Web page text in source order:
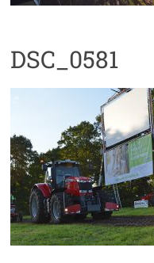
DSC_0581